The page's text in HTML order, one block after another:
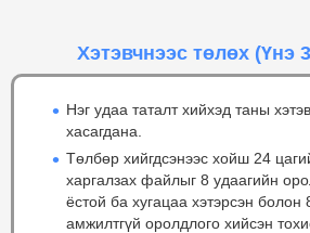
Хэтэвчнээс төлөх (Үнэ
Нэг удаа таталт хийхэд таны
хасагдана.
Төлбөр хийгдсэнээс хойш 24
харгалзах файлыг 8 удаагийн
ёстой ба хугацаа хэтэрсэн
амжилтгүй оролдлого хийсэн